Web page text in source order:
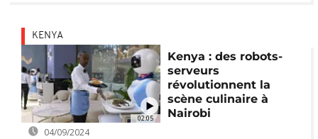
02:05
KENYA
Kenya : des robots-
serveurs
révolutionnent la
scène culinaire à
Nairobi
04/09/2024